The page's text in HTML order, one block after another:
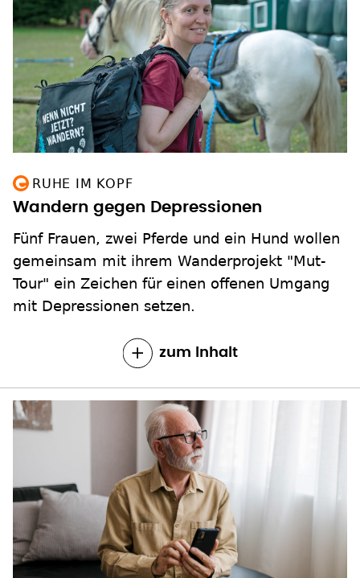
RUHE IM KOPF
Wandern gegen Depressionen
Fünf Frauen, zwei Pferde und ein Hund wollen
gemeinsam mit ihrem Wanderprojekt "Mut-
Tour" ein Zeichen für einen offenen Umgang
mit Depressionen setzen.
zum Inhalt